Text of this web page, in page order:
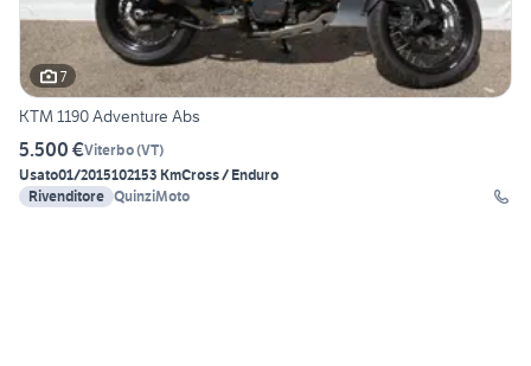
7
KTM 1190 Adventure Abs
5.500 €Viterbo(VT)
Usato01/2015102153 KmCross / Enduro
Rivenditore QuinziMoto